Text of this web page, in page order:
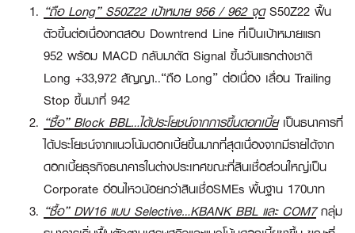
“ถือ Long” S50Z22 เป้าหมาย 956 / 962 จุดS50Z22 ฟื้น
ตัวขึ้นต่อเนื่องทดสอบ Downtrend Line ที่เป็นเป้าหมายแรก
952 พร้อม MACD กลับมาตัด Signal ขึ้นวันแรกต่างชาติ
Long +33,972 สัญญา..“ถือ Long” ต่อเนื่อง เลื่อน Trailing
Stop ขึ้นมาที่ 942
“ซื้อ”Block BBL…ได้ประโยชน์จากการขึ้นดอกเบี้ย เป็นธนาคารที่
ได้ประโยชน์จากแนวโน้มดอกเบี้ยขึ้นมากที่สุดเนื่องจากมีรายได้จาก
ดอกเบี้ยธุรกิจธนาคารในต่างประเทศขณะที่สินเชื่อส่วนใหญ่เป็น
Corporate อ่อนไหวน้อยกว่าสินเชื่อSMEs พื้นฐาน 170บาท
“ซื้อ”DW16 แบบ Selective…KBANK BBL และ COM7 กลุ่ม